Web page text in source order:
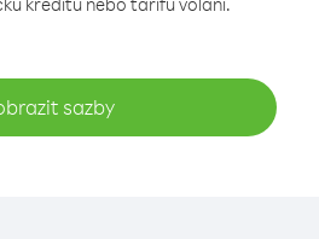
sazby